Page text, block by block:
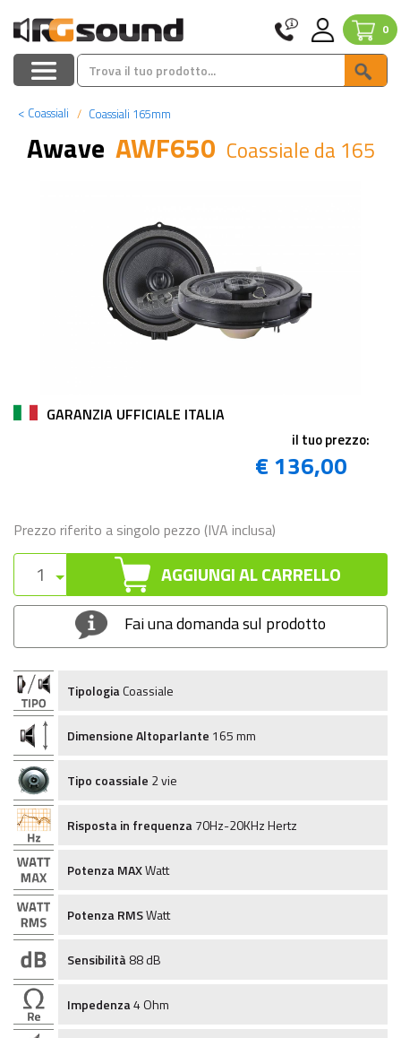
0
< Coassiali Coassiali 165mm
Awave AWF650 Coassiale da 165
GARANZIA UFFICIALE ITALIA
il tuo prezzo:
€ 136,00
Prezzo riferito a singolo pezzo (IVA inclusa)
AGGIUNGI AL CARRELLO
Fai una domanda sul prodotto
TipologiaCoassiale
Dimensione Altoparlante 165 mm
Tipo coassiale 2 vie
Risposta in frequenza70Hz-20KHz Hertz
Potenza MAXWatt
Potenza RMSWatt
Sensibilità88 dB
Impedenza4 Ohm